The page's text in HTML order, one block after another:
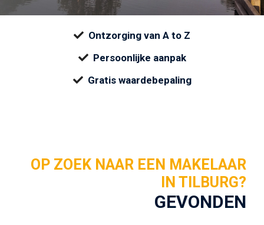
Ontzorging van A to Z
Persoonlijke aanpak
Gratis waardebepaling
OP ZOEK NAAR EEN MAKELAAR
IN TILBURG?
GEVONDEN